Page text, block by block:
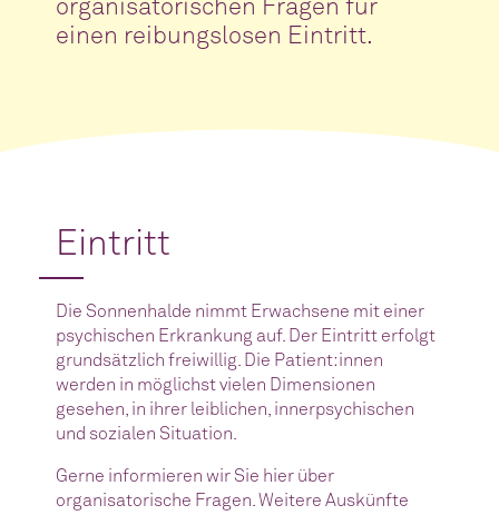
organisatorischen Fragen für
einen reibungslosen Eintritt.
Eintritt
Die Sonnenhalde nimmt Erwachsene mit einer
psychischen Erkrankung auf. Der Eintritt erfolgt
grundsätzlich freiwillig. Die Patient:innen
werden in möglichst vielen Dimensionen
gesehen, in ihrer leiblichen, innerpsychischen
und sozialen Situation.
Gerne informieren wir Sie hier über
organisatorische Fragen. Weitere Auskünfte